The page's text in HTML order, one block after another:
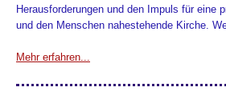
Herausforderungen und den Impuls für eine
und den Menschen nahestehende Kirche.
Mehr erfahren...